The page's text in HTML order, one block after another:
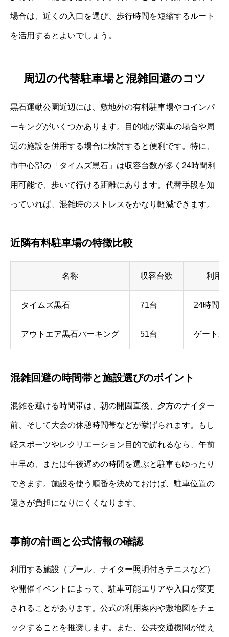
場合は、近くの入口を選び、歩行時間を短縮するルート
を活用するとよいでしょう。
周辺の代替駐車場と混雑回避のコツ
黒石運動公園近辺には、敷地外の有料駐車場やコインパ
ーキングがいくつかあります。目的地が満車の場合や周
辺の施設を併用する場合に検討すると便利です。特に、
市中心部の「タイムズ黒石」は収容台数が多く24時間利
用可能で、歩いて行ける距離にあります。代替手段を知
っていれば、混雑時のストレスをかなり軽減できます。
近隣有料駐車場の特徴比較
名称 収容台数 利用
タイムズ黒石 71台 24時間
アウトエア黒石パーキング 51台 ゲート式
混雑回避の時間帯と施設選びのポイント
混雑を避ける時間帯は、朝の開園直後、夕方のナイター
前、そして大会の休憩時間帯などが挙げられます。もし
軽スポーツやレクリエーション目的で訪れるなら、午前
中早め、または午後遅めの時間を選ぶと駐車もゆったり
できます。施設を使う順番を決めておけば、駐車位置の
遠さが負担になりにくくなります。
事前の計画と公式情報の確認
利用する施設（プール、ナイター照明付きテニスなど）
や開催イベントによって、駐車可能エリアや入口が変更
されることがあります。公式の利用案内や敷地図をチェ
ックすることを推奨します。また、公共交通機関が使え